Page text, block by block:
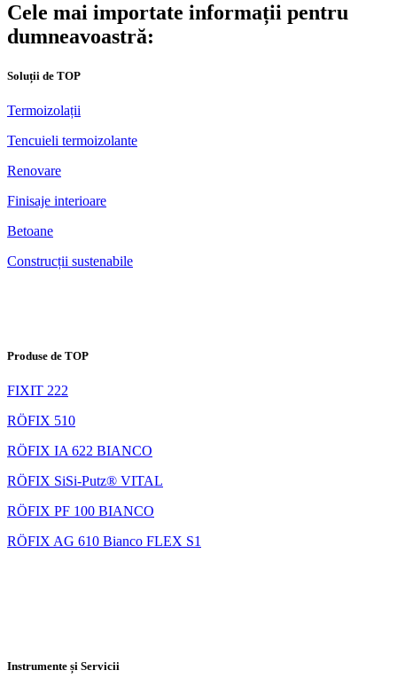
Cele mai importate informații pentru
dumneavoastră:
Soluții de TOP
Termoizolații
Tencuieli termoizolante
Renovare
Finisaje interioare
Betoane
Construcții sustenabile
Produse de TOP
FIXIT 222
RÖFIX 510
RÖFIX IA 622 BIANCO
RÖFIX SiSi-Putz® VITAL
RÖFIX PF 100 BIANCO
RÖFIX AG 610 Bianco FLEX S1
Instrumente și Servicii